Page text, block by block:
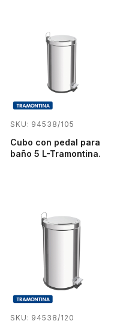
SKU: 94538/105
Cubo con pedal para
baño 5 L-Tramontina.
SKU: 94538/120